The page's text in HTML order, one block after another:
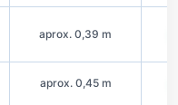
aprox. 0,39 m
aprox. 0,45 m